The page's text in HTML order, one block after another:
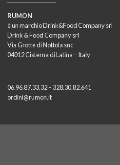
RUMON
è un marchio Drink&Food Company srl
Drink & Food Company srl
Via Grotte di Nottola snc
04012 Cisterna di Latina – Italy
06.96.87.33.32 – 328.30.82.641
ordini@rumon.it